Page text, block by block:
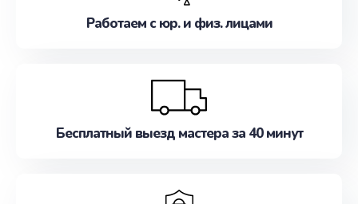
Работаем с юр. и физ. лицами
Бесплатный выезд мастера за 40 минут